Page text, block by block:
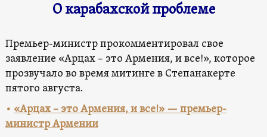
О карабахской проблеме
Премьер-министр прокомментировал свое
заявление «Арцах – это Армения, и все!», которое
прозвучало во время митинге в Степанакерте
пятого августа.
• «Арцах – это Армения, и все!» — премьер-
министр Армении